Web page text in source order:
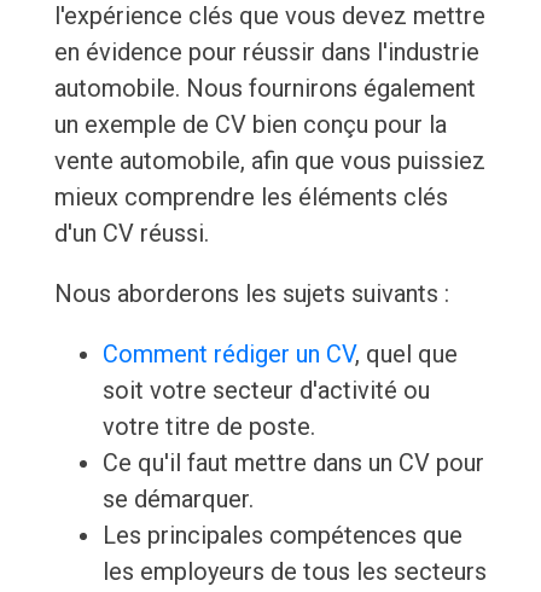
l'expérience clés que vous devez mettre
en évidence pour réussir dans l'industrie
automobile. Nous fournirons également
un exemple de CV bien conçu pour la
vente automobile, afin que vous puissiez
mieux comprendre les éléments clés
d'un CV réussi.
Nous aborderons les sujets suivants :
Comment rédiger un CV, quel que
soit votre secteur d'activité ou
votre titre de poste.
Ce qu'il faut mettre dans un CV pour
se démarquer.
Les principales compétences que
les employeurs de tous les secteurs